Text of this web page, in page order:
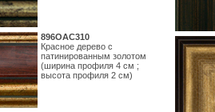
896OAC310
Красное дерево с
патинированным золотом
(ширина профиля 4 см ;
высота профиля 2 см)